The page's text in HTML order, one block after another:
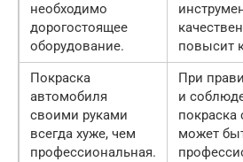
необходимо
дорогостоящее
оборудование.
повысит
Покраска
автомобиля
своими руками
всегда хуже, чем
профессиональная.
При
и
может